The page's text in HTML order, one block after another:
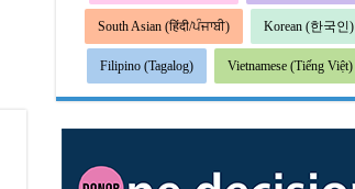
South Asian (हिंदी/ਪੰਜਾਬੀ) Korean (한국인)
Filipino (Tagalog) Vietnamese (Tiếng Việt)